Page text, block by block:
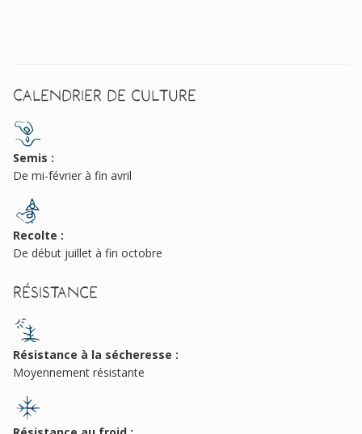
Calendrier de culture
Semis :
De mi-février à fin avril
Recolte :
De début juillet à fin octobre
Résistance
Résistance à la sécheresse :
Moyennement résistante